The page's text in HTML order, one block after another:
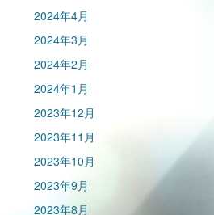
2024年4月
2024年3月
2024年2月
2024年1月
2023年12月
2023年11月
2023年10月
2023年9月
2023年8月